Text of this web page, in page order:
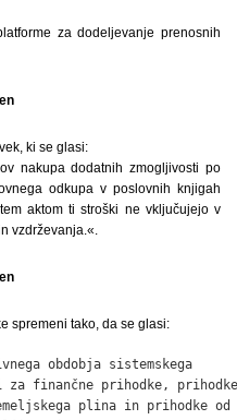
za dodeljevanje prenosnih
ki se glasi:
nakupa dodatnih zmogljivosti po
odkupa v poslovnih knjigah
aktom ti stroški ne vključujejo v
vzdrževanja.«.
spremeni tako, da se glasi:
obdobja sistemskega
za finančne prihodke, prihodke
plina in prihodke od